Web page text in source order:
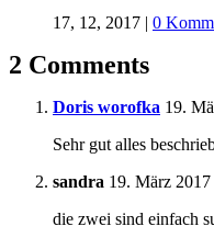
17, 12, 2017 | 0
2 Comments
Doris worofka 19.
Sehr gut alles
sandra 19. März
die zwei sind einfach